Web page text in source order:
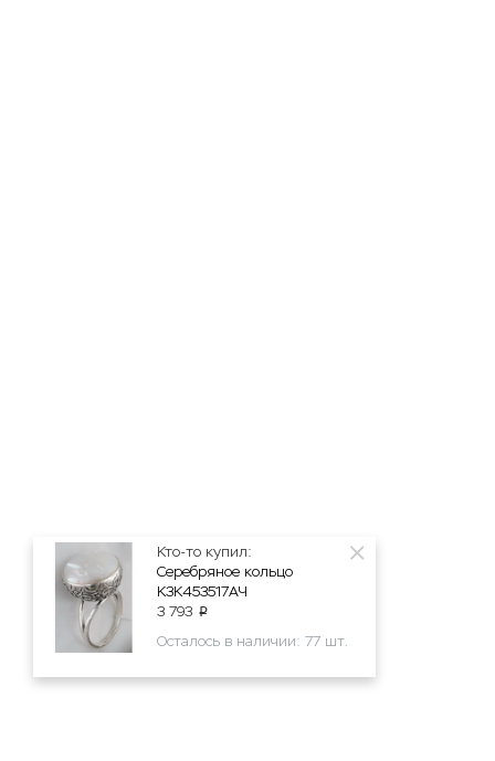
Кто-то купил:
Серебряное кольцо
К3К453517АЧ
3 793 p
Осталось в наличии: 77 шт.